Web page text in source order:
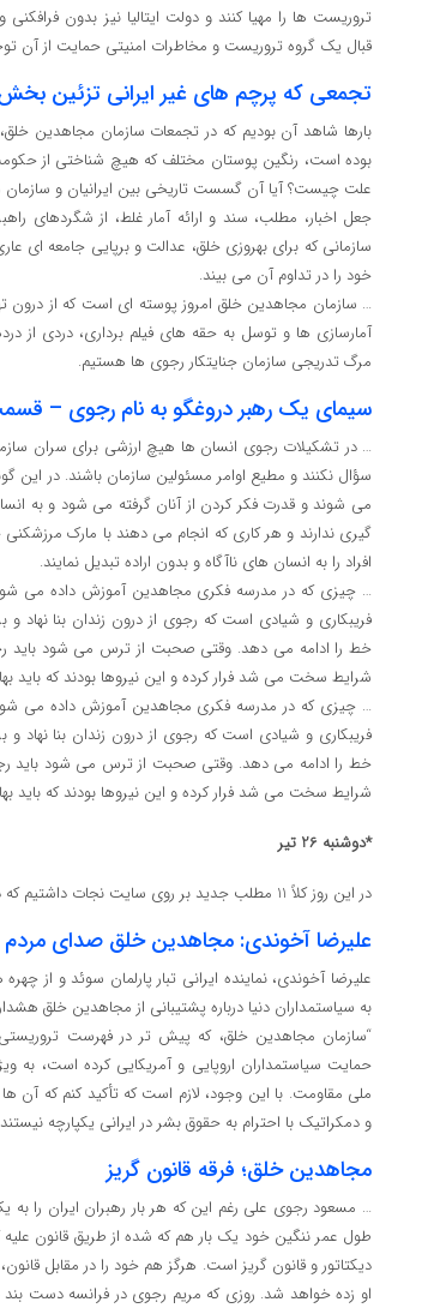
تروریست‌ ها را مهیا کنند و دولت ایتالیا نیز بدون
قبال یک گروه تروریست و مخاطرات امنیتی حمایت از آن
تجمعی که پرچم های غیر ایرانی تزئین
بارها شاهد آن بودیم که در تجمعات سازمان مجاهدین
بوده است، رنگین پوستان مختلف که هیچ شناختی از
علت چیست؟ آیا آن گسست تاریخی بین ایرانیان و سازمان
جعل اخبار، مطلب، سند و ارائه آمار غلط، از شگردهای
سازمانی که برای بهروزی خلق، عدالت و برپایی جامعه ای
خود را در تداوم آن می بیند.
… سازمان مجاهدین خلق امروز پوسته ای است که از
آمارسازی ها و توسل به حقه های فیلم برداری، دردی از
مرگ تدریجی سازمان جنایتکار رجوی ها هستیم.
سیمای یک رهبر دروغگو به نام رجوی –
… در تشکیلات رجوی انسان ها هیچ ارزشی برای سران
سؤال نکنند و مطیع اوامر مسئولین سازمان باشند. در این
می شوند و قدرت فکر کردن از آنان گرفته می شود و به
گیری ندارند و هر کاری که انجام می دهند با مارک
افراد را به انسان های ناآگاه و بدون اراده تبدیل نمایند.
… چیزی که در مدرسه فکری مجاهدین آموزش داده می
فریبکاری و شیادی است که رجوی از درون زندان بنا نهاد
خط را ادامه می دهد. وقتی صحبت از ترس می شود باید
شرایط سخت می شد فرار کرده و این نیروها بودند که باید
… چیزی که در مدرسه فکری مجاهدین آموزش داده می
فریبکاری و شیادی است که رجوی از درون زندان بنا نهاد
خط را ادامه می دهد. وقتی صحبت از ترس می شود باید
شرایط سخت می شد فرار کرده و این نیروها بودند که باید
*دوشنبه 26 تیر
در این روز کلاً 11 مطلب جدید بر روی سایت نجات داشتیم که در زیر مروری مختصر بر تعدادی از آنان را مشاهده می کنید:
علیرضا آخوندی: مجاهدین خلق صدای مردم
علیرضا آخوندی، نماینده ایرانی تبار پارلمان سوئد و از
به سیاستمداران دنیا درباره پشتیبانی از مجاهدین خلق
“سازمان مجاهدین خلق، که پیش تر در فهرست
حمایت سیاستمداران اروپایی و آمریکایی کرده است، به
ملی مقاومت. با این وجود، لازم است که تأکید کنم که آن
و دمکراتیک با احترام به حقوق بشر در ایرانی یکپارچه
مجاهدین خلق؛ فرقه قانون گریز
… مسعود رجوی علی رغم این که هر بار رهبران ایران را به
طول عمر ننگین خود یک بار هم که شده از طریق قانون
دیکتاتور و قانون گریز است. هرگز هم خود را در مقابل
او زده خواهد شد. روزی که مریم رجوی در فرانسه دست